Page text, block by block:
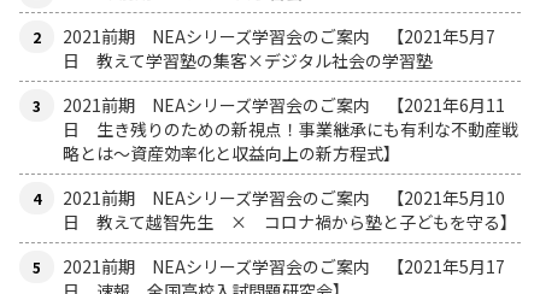
2021前期 NEAシリーズ学習会のご案内 【2021年5月7
日 教えて学習塾の集客×デジタル社会の学習塾
2021前期 NEAシリーズ学習会のご案内 【2021年6月11
日 生き残りのための新視点！事業継承にも有利な不動産戦
略とは〜資産効率化と収益向上の新方程式】
2021前期 NEAシリーズ学習会のご案内 【2021年5月10
日 教えて越智先生 × コロナ禍から塾と子どもを守る】
2021前期 NEAシリーズ学習会のご案内 【2021年5月17